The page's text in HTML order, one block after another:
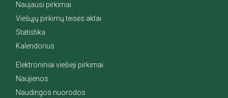
Naujausi pirkimai
Viešųjų pirkimų teisės aktai
Statistika
Kalendorius
Elektroniniai viešieji pirkimai
Naujienos
Naudingos nuorodos